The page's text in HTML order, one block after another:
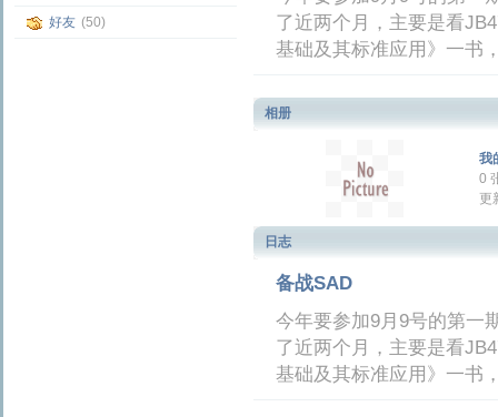
好友 (50)
了近两个月，主要是看
基础及其标准应用》一书
相册
我
0
更
日志
备战SAD
今年要参加9月9号的第一
了近两个月，主要是看
基础及其标准应用》一书